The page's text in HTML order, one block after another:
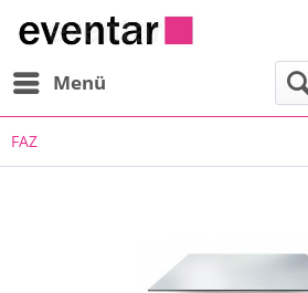
Menü
FAZ